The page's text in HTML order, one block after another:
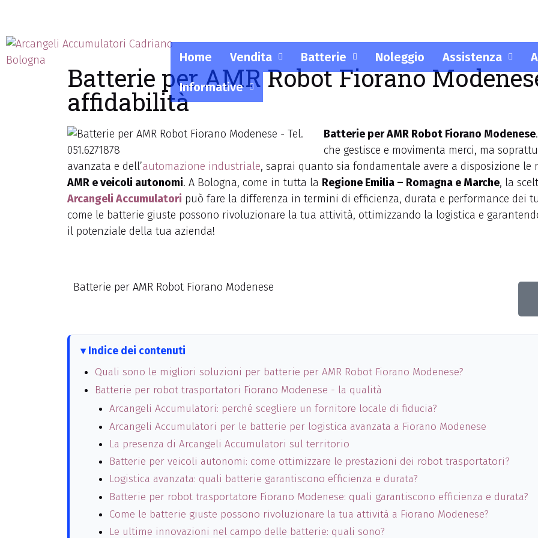
Home Vendita Batterie Noleggio Assistenza
Informative
Batterie per AMR Robot Fiorano
affidabilità
Batterie per AMR Robot Fiorano Modenese
che gestisce e movimenta merci, ma
avanzata e dell’automazione industriale, saprai quanto sia fondamentale avere a disposizione
AMR e veicoli autonomi. A Bologna, come in tutta la Regione Emilia – Romagna e Marche, la
Arcangeli Accumulatori può fare la differenza in termini di efficienza, durata e performance dei
come le batterie giuste possono rivoluzionare la tua attività, ottimizzando la logistica e
il potenziale della tua azienda!
Batterie per AMR Robot Fiorano Modenese
Indice dei contenuti
Quali sono le migliori soluzioni per batterie per AMR Robot Fiorano Modenese?
Batterie per robot trasportatori Fiorano Modenese - la qualità
Arcangeli Accumulatori: perché scegliere un fornitore locale di fiducia?
Arcangeli Accumulatori per le batterie per logistica avanzata a Fiorano Modenese
La presenza di Arcangeli Accumulatori sul territorio
Batterie per veicoli autonomi: come ottimizzare le prestazioni dei robot trasportatori?
Logistica avanzata: quali batterie garantiscono efficienza e durata?
Batterie per robot trasportatore Fiorano Modenese: quali garantiscono efficienza e durata?
Come le batterie giuste possono rivoluzionare la tua attività a Fiorano Modenese?
Le ultime innovazioni nel campo delle batterie: quali sono?